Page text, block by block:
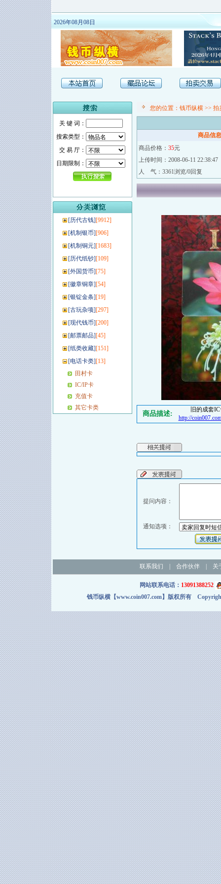
2026年08月08日
关 键 词：
搜索类型：
交 易 厅：
日期限制：
[历代古钱][9912]
[机制银币][906]
[机制铜元][1683]
[历代纸钞][109]
[外国货币][75]
[徽章铜章][54]
[银锭金条][19]
[古玩杂项][297]
[现代钱币][200]
[邮票邮品][45]
[纸类收藏][151]
[电话卡类][13]
田村卡
IC/IP卡
充值卡
其它卡类
您的位置： 钱币纵横 >> 拍
商品信息
商品价格： 35元
上传时间：2008-06-11 22:38:47
人 气：3361浏览/0回复
商品描述:
旧的成套
http://
提问内容：
通知选项：
联系我们 合作伙伴| 关
网站联系电话： 13091388252
钱币纵横【www.coin007.com】版权所有